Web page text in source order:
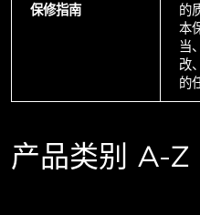
保修指南
的
本
当
改
的
产品类别 A-Z